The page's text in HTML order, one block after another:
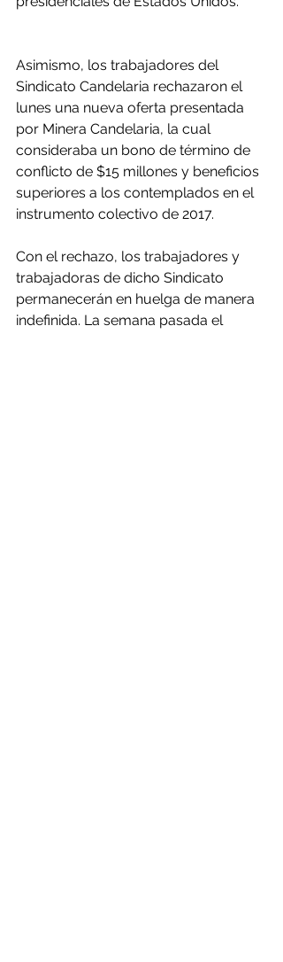
Asimismo, los trabajadores del
Sindicato Candelaria rechazaron el
lunes una nueva oferta presentada
por Minera Candelaria, la cual
consideraba un bono de término de
conflicto de $15 millones y beneficios
superiores a los contemplados en el
instrumento colectivo de 2017.
Con el rechazo, los trabajadores y
trabajadoras de dicho Sindicato
permanecerán en huelga de manera
indefinida. La semana pasada el